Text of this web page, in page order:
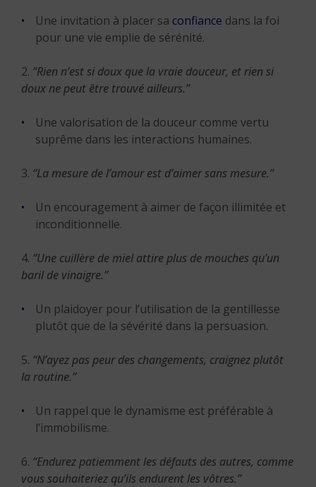
Une invitation à placer sa confiance dans la foi
pour une vie emplie de sérénité.
2. “Rien n’est si doux que la vraie douceur, et rien si
doux ne peut être trouvé ailleurs.”
Une valorisation de la douceur comme vertu
suprême dans les interactions humaines.
3. “La mesure de l’amour est d’aimer sans mesure.”
Un encouragement à aimer de façon illimitée et
inconditionnelle.
4. “Une cuillère de miel attire plus de mouches qu’un
baril de vinaigre.”
Un plaidoyer pour l’utilisation de la gentillesse
plutôt que de la sévérité dans la persuasion.
5. “N’ayez pas peur des changements, craignez plutôt
la routine.”
Un rappel que le dynamisme est préférable à
l’immobilisme.
6. “Endurez patiemment les défauts des autres, comme
vous souhaiteriez qu’ils endurent les vôtres.”